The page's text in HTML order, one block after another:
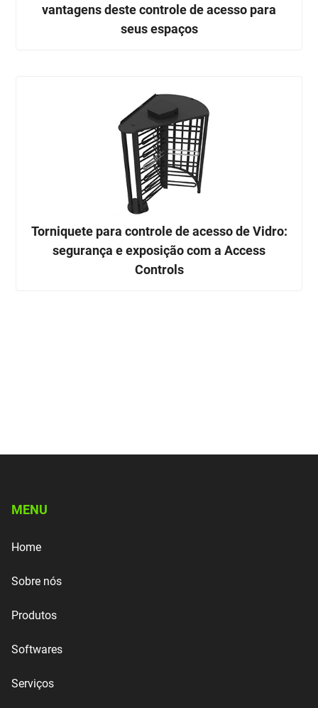
vantagens deste controle de acesso para
seus espaços
Torniquete para controle de acesso de Vidro:
segurança e exposição com a Access
Controls
MENU
Home
Sobre nós
Produtos
Softwares
Serviços